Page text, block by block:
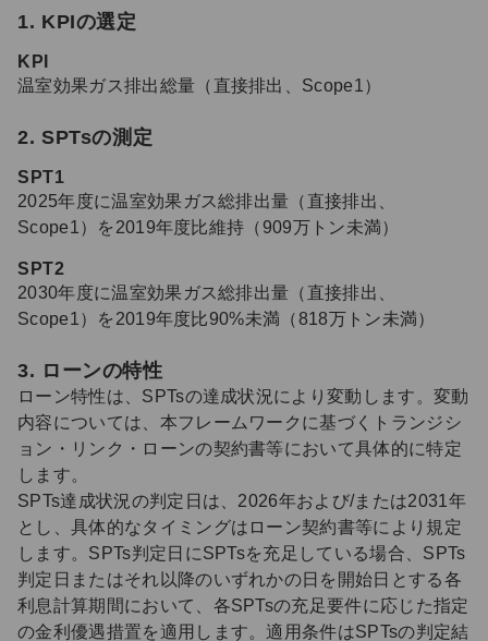
1. KPIの選定
KPI
温室効果ガス排出総量（直接排出、Scope1）
2. SPTsの測定
SPT1
2025年度に温室効果ガス総排出量（直接排出、
Scope1）を2019年度比維持（909万トン未満）
SPT2
2030年度に温室効果ガス総排出量（直接排出、
Scope1）を2019年度比90%未満（818万トン未満）
3. ローンの特性
ローン特性は、SPTsの達成状況により変動します。変動
内容については、本フレームワークに基づくトランジシ
ョン・リンク・ローンの契約書等において具体的に特定
します。
SPTs達成状況の判定日は、2026年および/または2031年
とし、具体的なタイミングはローン契約書等により規定
します。SPTs判定日にSPTsを充足している場合、SPTs
判定日またはそれ以降のいずれかの日を開始日とする各
利息計算期間において、各SPTsの充足要件に応じた指定
の金利優遇措置を適用します。適用条件はSPTsの判定結